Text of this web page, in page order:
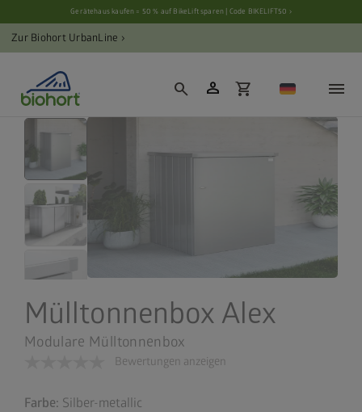
Cookie-EinstellungenGerätehaus kaufen = 50 % auf BikeLift sparen | Code BIKELIFT50 ›
Zur Biohort UrbanLine ›
search person shopping_cart
Mülltonnenbox Alex
Modulare Mülltonnenbox
Bewertungen anzeigen
Farbe: Silber-metallic